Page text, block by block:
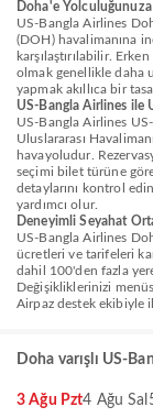
Doha'e Yolculuğunuza
US-Bangla Airlines
(DOH) havalimanına
karşılaştırılabilir.
olmak genellikle daha
yapmak akıllıca bir
US-Bangla Airlines ile
US-Bangla Airlines
Uluslararası
havayoludur.
seçimi bilet türüne
detaylarını kontrol
yardımcı olur.
Deneyimli Seyahat
US-Bangla Airlines
ücretleri ve tarifeleri
dahil 100'den fazla
Değişikliklerinizi
Airpaz destek ekibiyle
Doha varışlı US-
3 Ağu Pzt4 Ağu Sal